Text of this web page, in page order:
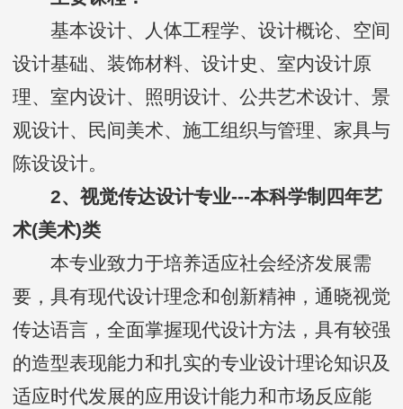
基本设计、人体工程学、设计概论、空间
设计基础、装饰材料、设计史、室内设计原
理、室内设计、照明设计、公共艺术设计、景
观设计、民间美术、施工组织与管理、家具与
陈设设计。
2、视觉传达设计专业---本科学制四年艺
术(美术)类
本专业致力于培养适应社会经济发展需
要，具有现代设计理念和创新精神，通晓视觉
传达语言，全面掌握现代设计方法，具有较强
的造型表现能力和扎实的专业设计理论知识及
适应时代发展的应用设计能力和市场反应能